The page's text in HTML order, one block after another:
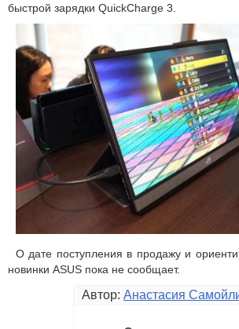
быстрой зарядки QuickCharge 3.
О дате поступления в продажу и
новинки ASUS пока не сообщает.
Автор: Анастасия